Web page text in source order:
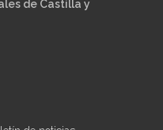
de Castilla y